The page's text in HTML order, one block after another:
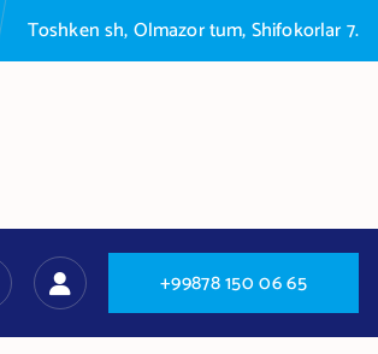
Toshken sh, Olmazor tum, Shifokorlar 7.
+99878150 0665